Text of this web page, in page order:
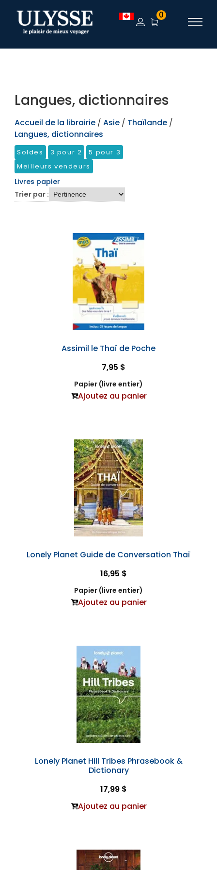
TEST 0
Langues, dictionnaires
Accueil de la librairie / Asie / Thaïlande /
Langues, dictionnaires
Soldes 3 pour 2
5 pour 3
Meilleurs vendeurs
Livres papier
Trier par :
Assimil le Thaï de Poche
7,95 $
Papier (livre entier)
Ajoutez au panier
Lonely Planet Guide de Conversation Thaï
16,95 $
Papier (livre entier)
Ajoutez au panier
Lonely Planet Hill Tribes Phrasebook &
Dictionary
17,99 $
Ajoutez au panier